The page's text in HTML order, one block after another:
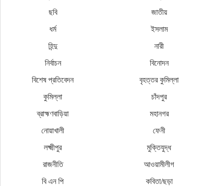
ছবি
জাতীয়
ধর্ম
ইসলাম
হিন্দু
নারী
নির্বাচন
বিনোদন
বিশেষ প্রতিবেদন
বৃহত্তর কুমিল্লা
কুমিল্লা
চাঁদপুর
ব্রাহ্মণবাড়িয়া
মহানগর
নোয়াখালী
ফেনী
লক্ষ্মীপুর
মুক্তিযুদ্ধ
রাজনীতি
আওয়ামীলীগ
বি এন পি
কবিতা/ছড়া